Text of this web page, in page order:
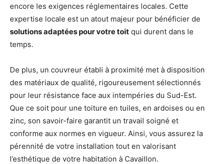
encore les exigences réglementaires locales. Cette
expertise locale est un atout majeur pour bénéficier de
solutions adaptées pour votre toit qui durent dans le
temps.
De plus, un couvreur établi à proximité met à disposition
des matériaux de qualité, rigoureusement sélectionnés
pour leur résistance face aux intempéries du Sud-Est.
Que ce soit pour une toiture en tuiles, en ardoises ou en
zinc, son savoir-faire garantit un travail soigné et
conforme aux normes en vigueur. Ainsi, vous assurez la
pérennité de votre installation tout en valorisant
l’esthétique de votre habitation à Cavaillon.